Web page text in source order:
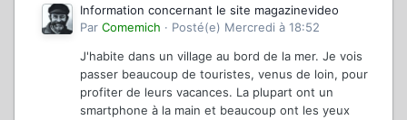
Information concernant le site magazinevideo
Par Comemich · Posté(e) Mercredi à 18:52
J'habite dans un village au bord de la mer. Je vois
passer beaucoup de touristes, venus de loin, pour
profiter de leurs vacances. La plupart ont un
smartphone à la main et beaucoup ont les yeux